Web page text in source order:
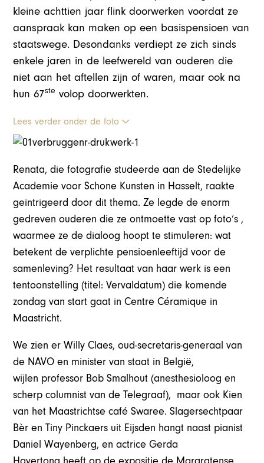
kleine achttien jaar flink doorwerken voordat ze
aanspraak kan maken op een basispensioen van
staatswege. Desondanks verdiept ze zich sinds
enkele jaren in de leefwereld van ouderen die
niet aan het aftellen zijn of waren, maar ook na
hun 67ste volop doorwerkten.
Lees verder onder de foto
Renata, die fotografie studeerde aan de Stedelijke
Academie voor Schone Kunsten in Hasselt, raakte
geïntrigeerd door dit thema. Ze legde de enorm
gedreven ouderen die ze ontmoette vast op foto’s ,
waarmee ze de dialoog hoopt te stimuleren: wat
betekent de verplichte pensioenleeftijd voor de
samenleving? Het resultaat van haar werk is een
tentoonstelling (titel: Vervaldatum) die komende
zondag van start gaat in Centre Céramique in
Maastricht.
We zien er Willy Claes, oud-secretaris-generaal van
de NAVO en minister van staat in België,
wijlen professor Bob Smalhout (anesthesioloog en
scherp columnist van de Telegraaf), maar ook Kien
van het Maastrichtse café Swaree. Slagersechtpaar
Bèr en Tiny Pinckaers uit Eijsden hangt naast pianist
Daniel Wayenberg, en actrice Gerda